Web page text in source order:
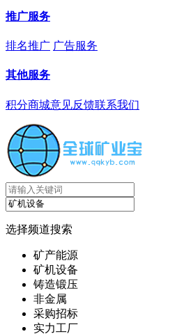
推广服务
排名推广 广告服务
其他服务
积分商城意见反馈联系我们
选择频道搜索
矿产能源
矿机设备
铸造锻压
非金属
采购招标
实力工厂